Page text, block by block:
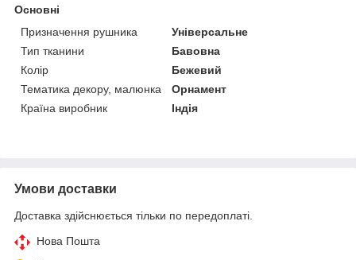
Основні
Призначення рушника
Універсальне
Тип тканини
Бавовна
Колір
Бежевий
Тематика декору, малюнка
Орнамент
Країна виробник
Індія
Умови доставки
Доставка здійснюється тільки по передоплаті.
Нова Пошта